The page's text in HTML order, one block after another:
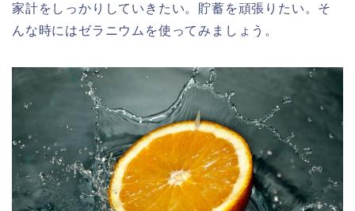
家計をしっかりしていきたい。貯蓄を頑張りたい。そ
んな時にはゼラニウムを使ってみましょう。